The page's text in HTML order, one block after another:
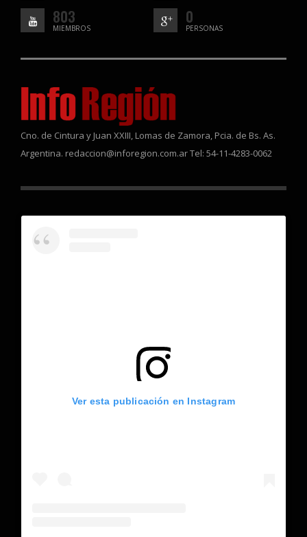
803
MIEMBROS
0
PERSONAS
Cno. de Cintura y Juan XXIII, Lomas de Zamora, Pcia. de Bs. As.
Argentina. redaccion@inforegion.com.ar Tel: 54-11-4283-0062
Ver esta publicación en Instagram